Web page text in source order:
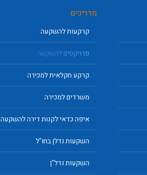
מדריכים
קרקעות להשקעה
פרויקטים להשקעה
קרקע חקלאית למכירה
משרדים למכירה
איפה כדאי לקנות דירה להשקעה
השקעות נדלן בחו"ל
השקעות נדל"ן